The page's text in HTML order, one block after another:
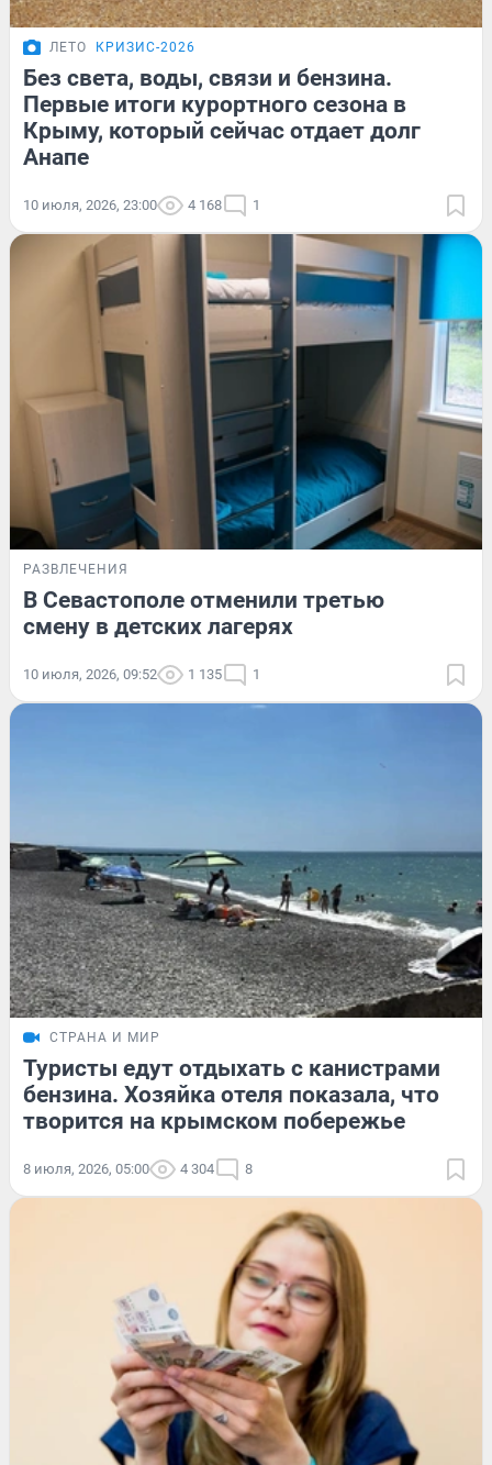
ЛЕТО КРИЗИС-2026
Без света, воды, связи и бензина.
Первые итоги курортного сезона в
Крыму, который сейчас отдает долг
Анапе
10 июля, 2026, 23:00 4 168 1
РАЗВЛЕЧЕНИЯ
В Севастополе отменили третью
смену в детских лагерях
10 июля, 2026, 09:52 1 135 1
СТРАНА И МИР
Туристы едут отдыхать с канистрами
бензина. Хозяйка отеля показала, что
творится на крымском побережье
8 июля, 2026, 05:00 4 304 8